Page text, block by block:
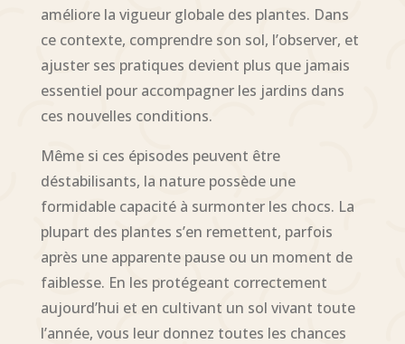
améliore la vigueur globale des plantes. Dans
ce contexte, comprendre son sol, l’observer, et
ajuster ses pratiques devient plus que jamais
essentiel pour accompagner les jardins dans
ces nouvelles conditions.
Même si ces épisodes peuvent être
déstabilisants, la nature possède une
formidable capacité à surmonter les chocs. La
plupart des plantes s’en remettent, parfois
après une apparente pause ou un moment de
faiblesse. En les protégeant correctement
aujourd’hui et en cultivant un sol vivant toute
l’année, vous leur donnez toutes les chances